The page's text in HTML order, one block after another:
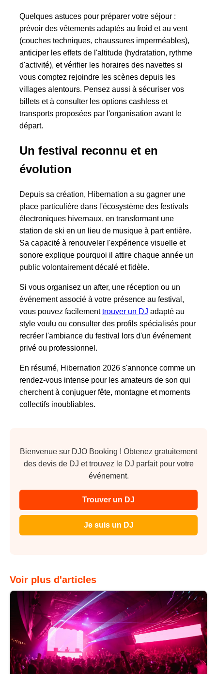
Quelques astuces pour préparer votre séjour :
prévoir des vêtements adaptés au froid et au vent
(couches techniques, chaussures imperméables),
anticiper les effets de l'altitude (hydratation, rythme
d'activité), et vérifier les horaires des navettes si
vous comptez rejoindre les scènes depuis les
villages alentours. Pensez aussi à sécuriser vos
billets et à consulter les options cashless et
transports proposées par l'organisation avant le
départ.
Un festival reconnu et en
évolution
Depuis sa création, Hibernation a su gagner une
place particulière dans l'écosystème des festivals
électroniques hivernaux, en transformant une
station de ski en un lieu de musique à part entière.
Sa capacité à renouveler l'expérience visuelle et
sonore explique pourquoi il attire chaque année un
public volontairement décalé et fidèle.
Si vous organisez un after, une réception ou un
événement associé à votre présence au festival,
vous pouvez facilementtrouver un DJ adapté au
style voulu ou consulter des profils spécialisés pour
recréer l'ambiance du festival lors d'un événement
privé ou professionnel.
En résumé, Hibernation 2026 s'annonce comme un
rendez‑vous intense pour les amateurs de son qui
cherchent à conjuguer fête, montagne et moments
collectifs inoubliables.
Bienvenue sur DJO Booking ! Obtenez gratuitement
des devis de DJ et trouvez le DJ parfait pour votre
événement.
Trouver un DJ
Je suis un DJ
Voir plus d'articles